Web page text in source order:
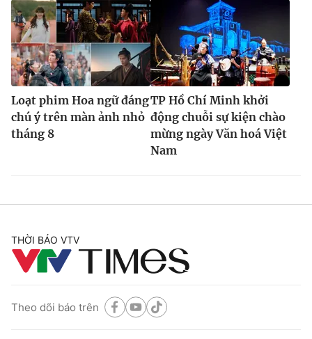
Loạt phim Hoa ngữ đáng
chú ý trên màn ảnh nhỏ
tháng 8
TP Hồ Chí Minh khởi
động chuỗi sự kiện chào
mừng ngày Văn hoá Việt
Nam
THỜI BÁO VTV
Theo dõi báo trên